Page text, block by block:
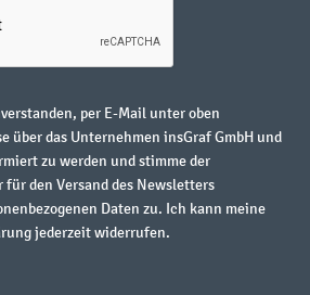
per E-Mail unter oben
über das Unternehmen insGraf GmbH und
zu werden und stimme der
den Versand des Newsletters
Daten zu. Ich kann meine
jederzeit widerrufen.